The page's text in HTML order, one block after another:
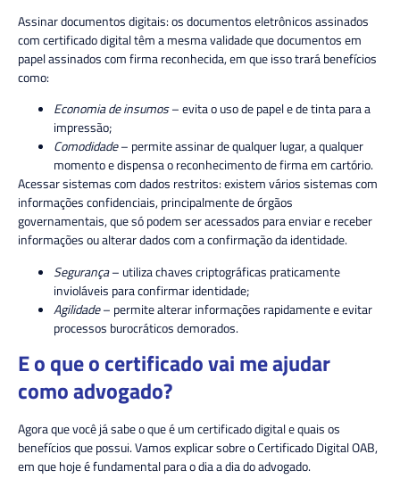
Assinar documentos digitais:os documentos eletrônicos assinados
com certificado digital têm a mesma validade que documentos em
papel assinados com firma reconhecida, em que isso trará benefícios
como:
Economia de insumos– evita o uso de papel e de tinta para a
impressão;
Comodidade– permite assinar de qualquer lugar, a qualquer
momento e dispensa o reconhecimento de firma em cartório.
Acessar sistemas com dados restritos:existem vários sistemas com
informações confidenciais, principalmente de órgãos
governamentais, que só podem ser acessados para enviar e receber
informações ou alterar dados com a confirmação da identidade.
Segurança– utiliza chaves criptográficas praticamente
invioláveis para confirmar identidade;
Agilidade– permite alterar informações rapidamente e evitar
processos burocráticos demorados.
E o que o certificado vai me ajudar
como advogado?
Agora que você já sabe o que é um certificado digital e quais os
benefícios que possui. Vamos explicar sobre oCertificado Digital OAB,
em que hoje é fundamental para o dia a dia do advogado.